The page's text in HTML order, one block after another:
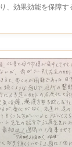
、効果効能を保障す